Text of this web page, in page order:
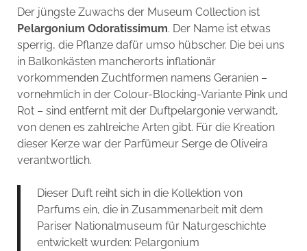
Der jüngste Zuwachs der Museum Collection ist
Pelargonium Odoratissimum. Der Name ist etwas
sperrig, die Pflanze dafür umso hübscher. Die bei uns
in Balkonkästen mancherorts inflationär
vorkommenden Zuchtformen namens Geranien –
vornehmlich in der Colour-Blocking-Variante Pink und
Rot – sind entfernt mit der Duftpelargonie verwandt,
von denen es zahlreiche Arten gibt. Für die Kreation
dieser Kerze war der Parfümeur Serge de Oliveira
verantwortlich.
Dieser Duft reiht sich in die Kollektion von
Parfums ein, die in Zusammenarbeit mit dem
Pariser Nationalmuseum für Naturgeschichte
entwickelt wurden: Pelargonium